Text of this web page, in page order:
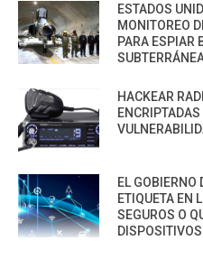
ESTADOS
MONITOREO
PARA ESPIAR
HACKEAR
EL GOBIERNO
ETIQUETA EN
SEGUROS O